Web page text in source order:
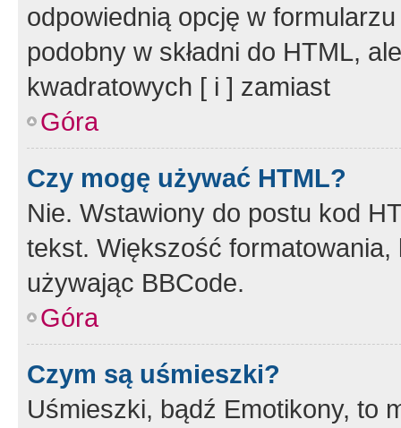
odpowiednią opcję w
podobny w składni do HTML,
kwadratowych [ i ] zamiast
Góra
Czy mogę używać HTML?
Nie. Wstawiony do postu kod
tekst. Większość
używając BBCode.
Góra
Czym są uśmieszki?
Uśmieszki, bądź Emotikony, to